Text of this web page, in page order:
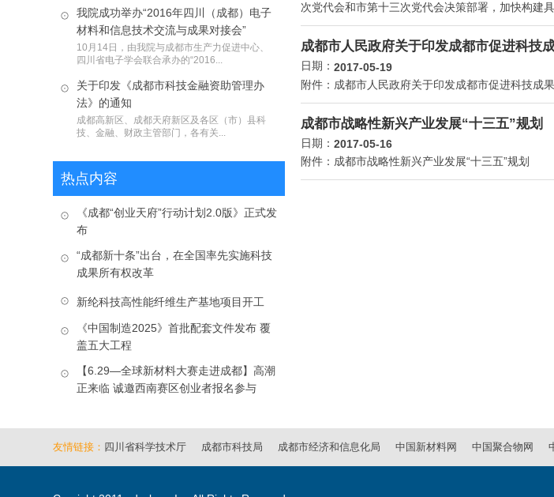
我院成功举办“2016年四川（成都）电子
材料和信息技术交流与成果对接会”
10月14日，由我院与成都市生产力促进中心、
四川省电子学会联合承办的“2016...
关于印发《成都市科技金融资助管理办
法》的通知
成都高新区、成都天府新区及各区（市）县科
技、金融、财政主管部门，各有关...
热点内容
《成都“创业天府”行动计划2.0版》正式发
布
“成都新十条”出台，在全国率先实施科技
成果所有权改革
新纶科技高性能纤维生产基地项目开工
《中国制造2025》首批配套文件发布 覆
盖五大工程
【6.29—全球新材料大赛走进成都】高潮
正来临 诚邀西南赛区创业者报名参与
次党代会和市第十三次党代会决策部署，加快构建
成都市人民政府关于印发成都市促进科技
日期：2017-05-19
附件：成都市人民政府关于印发成都市促进科技成
成都市战略性新兴产业发展“十三五”规划
日期：2017-05-16
附件：成都市战略性新兴产业发展“十三五”规划
友情链接： 四川省科学技术厅 成都市科技局 成都市经济和信息化局 中国新材料网 中国聚合物网